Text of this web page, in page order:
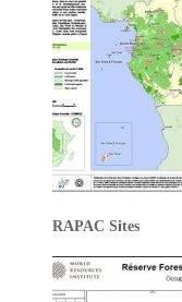
RAPAC Sites